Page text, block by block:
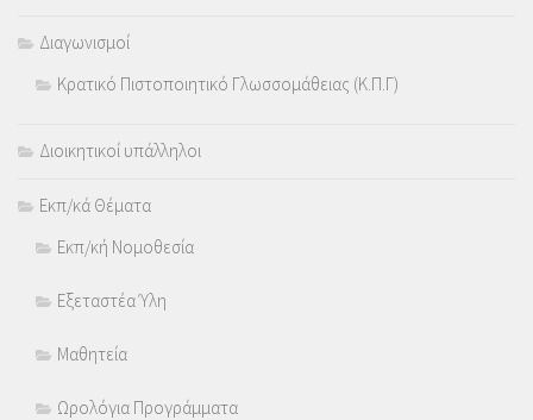
Διαγωνισμοί
Κρατικό Πιστοποιητικό Γλωσσομάθειας (Κ.Π.Γ)
Διοικητικοί υπάλληλοι
Εκπ/κά Θέματα
Εκπ/κή Νομοθεσία
Εξεταστέα Ύλη
Μαθητεία
Ωρολόγια Προγράμματα